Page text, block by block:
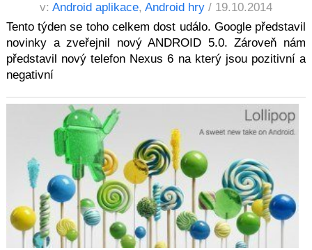
v: Android aplikace, Android hry / 19.10.2014
Tento týden se toho celkem dost událo. Google představil
novinky a zveřejnil nový ANDROID 5.0. Zároveň nám
představil nový telefon Nexus 6 na který jsou pozitivní a
negativní